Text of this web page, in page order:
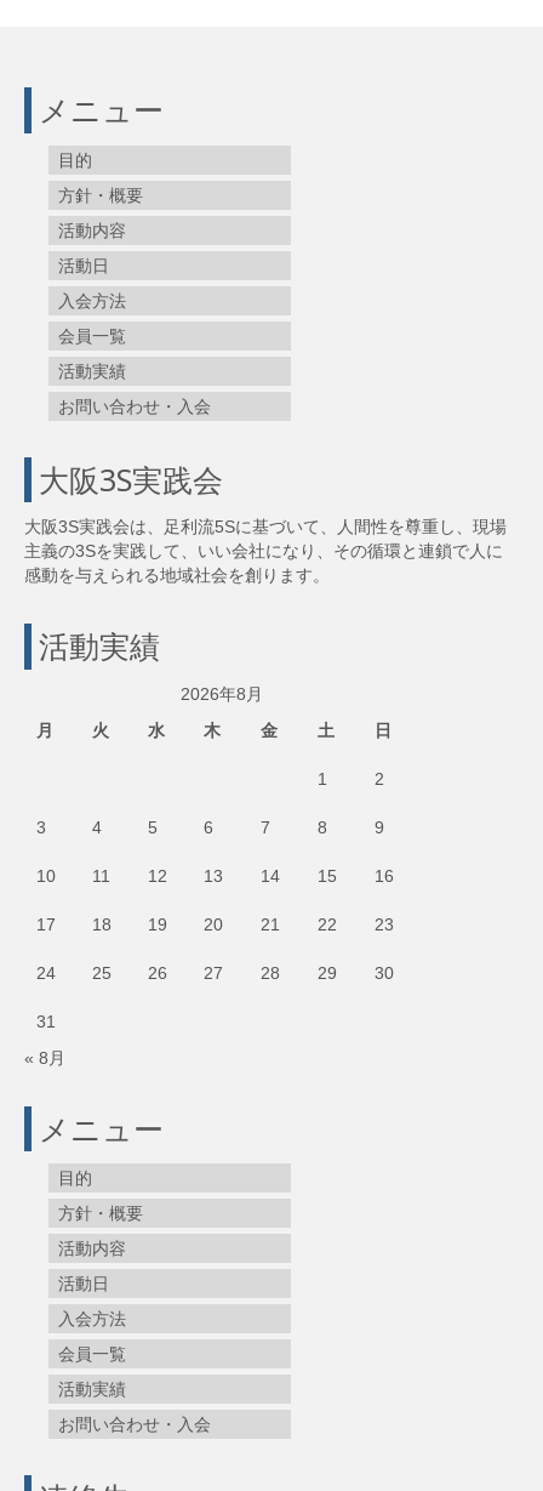
メニュー
目的
方針・概要
活動内容
活動日
入会方法
会員一覧
活動実績
お問い合わせ・入会
大阪3S実践会
大阪3S実践会は、足利流5Sに基づいて、人間性を尊重し、現場
主義の3Sを実践して、いい会社になり、その循環と連鎖で人に
感動を与えられる地域社会を創ります。
活動実績
2026年8月
月
火 水 木 金 土 日
1 2
3 4 5 6 7 8 9
10 11 12 13 14 15 16
17 18 19 20 21 22 23
24 25 26 27 28 29 30
31
« 8月
メニュー
目的
方針・概要
活動内容
活動日
入会方法
会員一覧
活動実績
お問い合わせ・入会